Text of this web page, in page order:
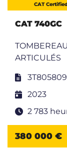
CAT
CAT 740GC
ARTICULÉS
3T805809
2023
2 783
380 000 €